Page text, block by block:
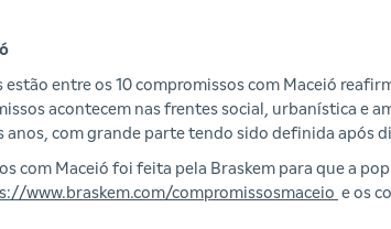
estão entre os 10 compromissos com Maceió
acontecem nas frentes social, urbanística e
com grande parte tendo sido definida após
com Maceió foi feita pela Braskem para que a
www.braskem.com/compromissosmaceio e os